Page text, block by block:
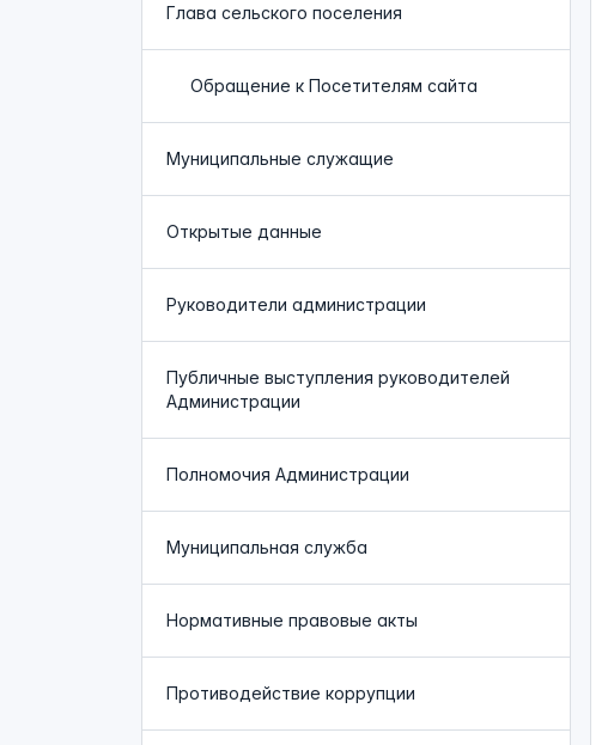
Глава сельского поселения
Обращение к Посетителям сайта
Муниципальные служащие
Открытые данные
Руководители администрации
Публичные выступления руководителей
Администрации
Полномочия Администрации
Муниципальная служба
Нормативные правовые акты
Противодействие коррупции